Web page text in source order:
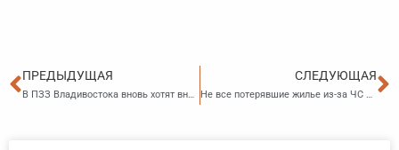
Пред
ПРЕДЫДУЩАЯ
В ПЗЗ Владивостока вновь хотят внести изменения
СЛЕДУЮЩАЯ
Не все потерявшие жилье из-за ЧС природного и техногенного характера имеют право на получение финансовой помощи